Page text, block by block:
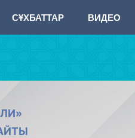
СҰХБАТТАР ВИДЕО